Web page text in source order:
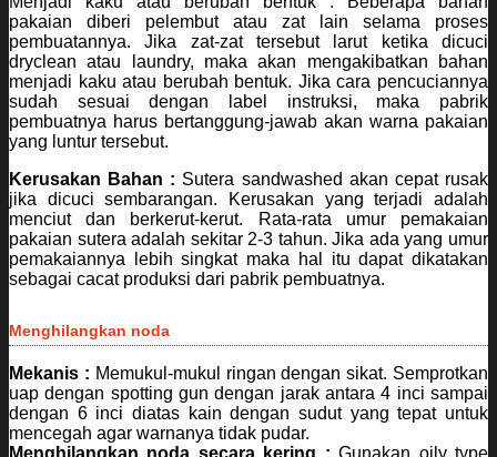
pakaian diberi pelembut atau zat lain selama proses
pembuatannya. Jika zat-zat tersebut larut ketika dicuci
dryclean atau laundry, maka akan mengakibatkan bahan
menjadi kaku atau berubah bentuk. Jika cara pencuciannya
sudah sesuai dengan label instruksi, maka pabrik
pembuatnya harus bertanggung-jawab akan warna pakaian
yang luntur tersebut.
Kerusakan Bahan : Sutera sandwashed akan cepat rusak
jika dicuci sembarangan. Kerusakan yang terjadi adalah
menciut dan berkerut-kerut. Rata-rata umur pemakaian
pakaian sutera adalah sekitar 2-3 tahun. Jika ada yang umur
pemakaiannya lebih singkat maka hal itu dapat dikatakan
sebagai cacat produksi dari pabrik pembuatnya.
Menghilangkan noda
Mekanis : Memukul-mukul ringan dengan sikat. Semprotkan
uap dengan spotting gun dengan jarak antara 4 inci sampai
dengan 6 inci diatas kain dengan sudut yang tepat untuk
mencegah agar warnanya tidak pudar.
Menghilangkan noda secara kering : Gunakan oily type